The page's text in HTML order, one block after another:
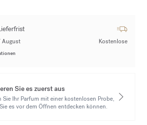
August Kostenlose
Sie es zuerst aus
Sie Ihr Parfum mit einer kostenlosen Probe,
es vor dem Öffnen entdecken können.